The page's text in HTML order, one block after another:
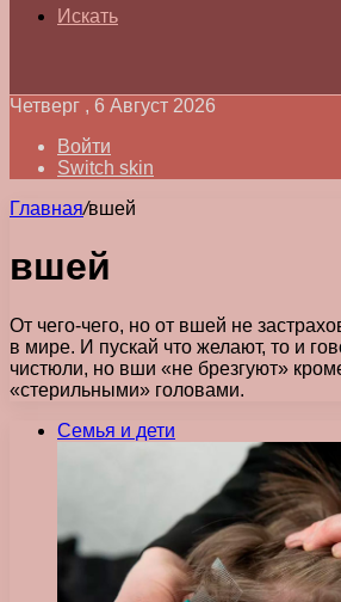
Искать
Четверг , 6 Август 2026
Войти
Switch skin
Главная/вшей
вшей
От чего-чего, но от вшей не
в мире. И пускай что желают, то и
чистюли, но вши «не брезгуют»
«стерильными» головами.
Семья и дети